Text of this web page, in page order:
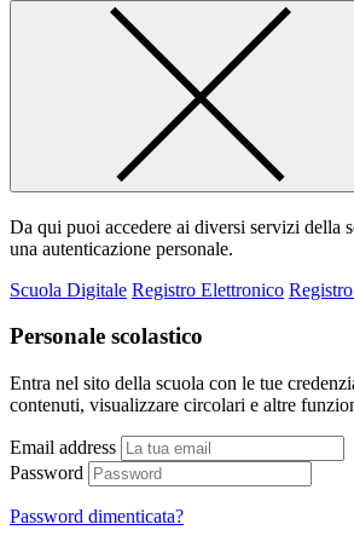
Da qui puoi accedere ai diversi servizi della
una autenticazione personale.
Scuola Digitale Registro Elettronico
Personale scolastico
Entra nel sito della scuola con le tue
contenuti, visualizzare circolari e altre
Email address
Password
Password dimenticata?